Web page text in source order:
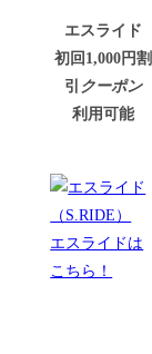
エスライド
初回1,000円割
引 クーポン
利用可能
エスライドは
こちら！